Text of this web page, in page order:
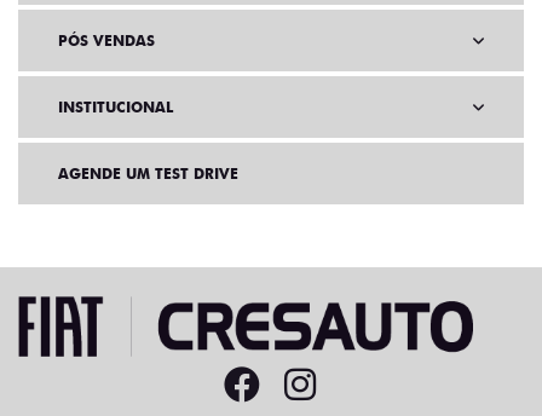
PÓS VENDAS
INSTITUCIONAL
AGENDE UM TEST DRIVE